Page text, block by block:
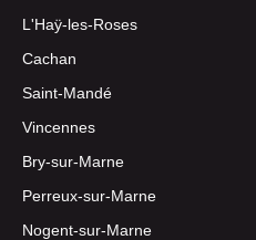
L'Haÿ-les-Roses
Cachan
Saint-Mandé
Vincennes
Bry-sur-Marne
Perreux-sur-Marne
Nogent-sur-Marne